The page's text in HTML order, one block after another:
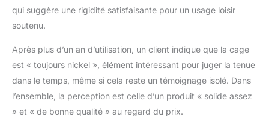
marquer des buts
sol, qui peuvent fixer
fermement le but de
football sur le sol, avec
des crochets, qui
peuvent renforcer le
filet de football à
qui suggère une rigidité satisfaisante pour un usage loisir
soutenu.
Après plus d’un an d’utilisation, un client indique que la cage
est « toujours nickel », élément intéressant pour juger la tenue
dans le temps, même si cela reste un témoignage isolé. Dans
l’ensemble, la perception est celle d’un produit « solide assez
» et « de bonne qualité » au regard du prix.